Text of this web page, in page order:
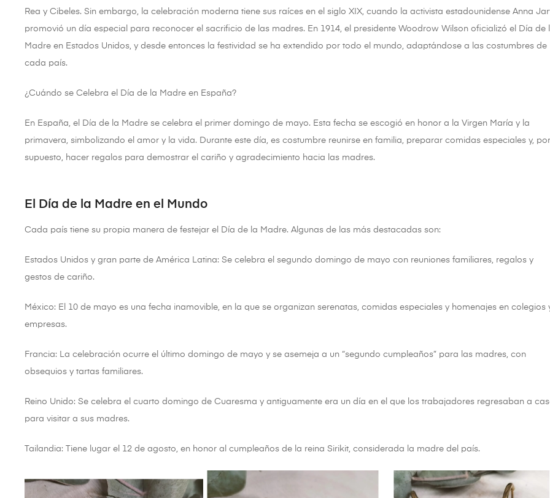
Rea y Cibeles. Sin embargo, la celebración moderna tiene sus raíces en el siglo XIX, cuando la activista estadounidense Anna
promovió un día especial para reconocer el sacrificio de las madres. En 1914, el presidente Woodrow Wilson oficializó el Día de
Madre en Estados Unidos, y desde entonces la festividad se ha extendido por todo el mundo, adaptándose a las costumbres de
cada país.
¿Cuándo se Celebra el Día de la Madre en España?
En España, el Día de la Madre se celebra el primer domingo de mayo. Esta fecha se escogió en honor a la Virgen María y la
primavera, simbolizando el amor y la vida. Durante este día, es costumbre reunirse en familia, preparar comidas especiales y, por
supuesto, hacer regalos para demostrar el cariño y agradecimiento hacia las madres.
El Día de la Madre en el Mundo
Cada país tiene su propia manera de festejar el Día de la Madre. Algunas de las más destacadas son:
Estados Unidos y gran parte de América Latina: Se celebra el segundo domingo de mayo con reuniones familiares, regalos y
gestos de cariño.
México: El 10 de mayo es una fecha inamovible, en la que se organizan serenatas, comidas especiales y homenajes en colegios
empresas.
Francia: La celebración ocurre el último domingo de mayo y se asemeja a un “segundo cumpleaños” para las madres, con
obsequios y tartas familiares.
Reino Unido: Se celebra el cuarto domingo de Cuaresma y antiguamente era un día en el que los trabajadores regresaban a
para visitar a sus madres.
Tailandia: Tiene lugar el 12 de agosto, en honor al cumpleaños de la reina Sirikit, considerada la madre del país.